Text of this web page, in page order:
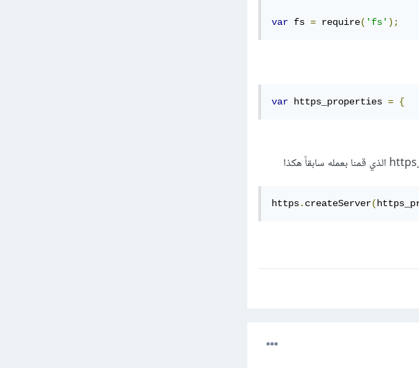
var fs = require( 'fs' );
var https_properties = {
https. createServer(